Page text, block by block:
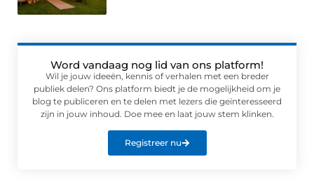
Word vandaag nog lid van ons platform!
Wil je jouw ideeën, kennis of verhalen met een breder
publiek delen? Ons platform biedt je de mogelijkheid om je
blog te publiceren en te delen met lezers die geïnteresseerd
zijn in jouw inhoud. Doe mee en laat jouw stem klinken.
Registreer nu